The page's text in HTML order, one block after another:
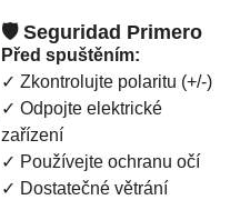
🛡️ Seguridad Primero
Před spuštěním:
✓ Zkontrolujte polaritu (+/-)
✓ Odpojte elektrické
zařízení
✓ Používejte ochranu očí
✓ Dostatečné větrání